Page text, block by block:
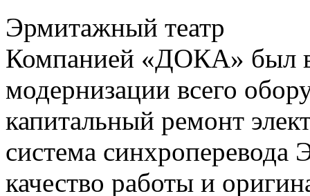
Эрмитажный театр
Компанией «ДОКА» был
модернизации всего
капитальный ремонт
система синхроперевода
качество работы и